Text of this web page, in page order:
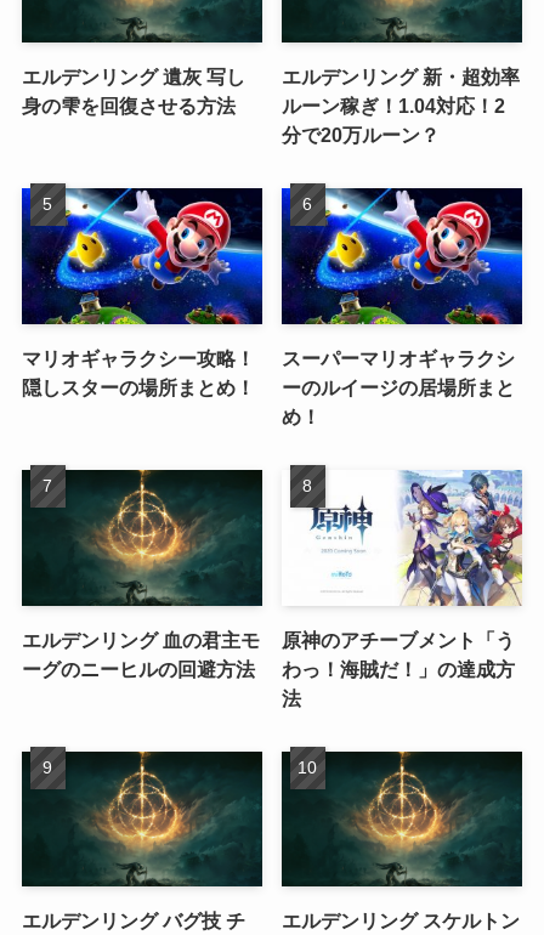
エルデンリング 遺灰 写し
身の雫を回復させる方法
エルデンリング 新・超効率
ルーン稼ぎ！1.04対応！2
分で20万ルーン？
マリオギャラクシー攻略！
隠しスターの場所まとめ！
スーパーマリオギャラクシ
ーのルイージの居場所まと
め！
エルデンリング 血の君主モ
ーグのニーヒルの回避方法
原神のアチーブメント「う
わっ！海賊だ！」の達成方
法
エルデンリング バグ技 チ
エルデンリング スケルトン